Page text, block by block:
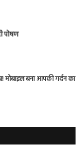
पोषण
मोबाइल बना आपकी गर्दन का